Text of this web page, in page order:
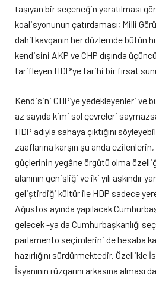
taşıyan bir seçeneğin yaratılması
koalisyonunun çatırdaması; Milli
dahil kavganın her düzlemde bütün
kendisini AKP ve CHP dışında
tarifleyen HDP’ye tarihi bir fırsat
Kendisini CHP’ye yedekleyenleri ve
az sayıda kimi sol çevreleri
HDP adıyla sahaya çıktığını
zaaflarına karşın şu anda
güçlerinin yegâne örgütü olma
alanının genişliği ve iki yılı aşkındır
geliştirdiği kültür ile HDP sadece
Ağustos ayında yapılacak
gelecek -ya da Cumhurbaşkanlığı
parlamento seçimlerini de hesaba
hazırlığını sürdürmektedir. Özellikle
İsyanının rüzgarını arkasına alması